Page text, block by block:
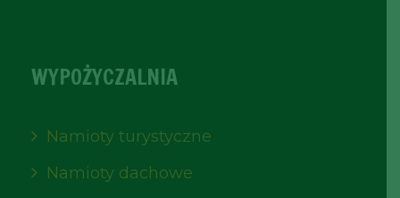
WYPOŻYCZALNIA
Namioty turystyczne
Namioty dachowe